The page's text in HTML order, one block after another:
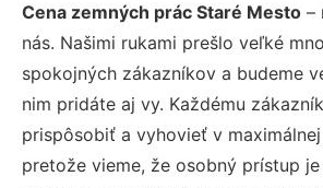
Cena zemných prác Staré Mesto –
nás. Našimi rukami prešlo veľké
spokojných zákazníkov a budeme
nim pridáte aj vy. Každému
prispôsobiť a vyhovieť v
pretože vieme, že osobný prístup